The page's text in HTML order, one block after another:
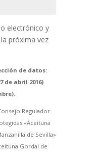
electrónico y
próxima vez
de datos:
de abril 2016)
Regulador
«Aceituna
de Sevilla»
Gordal de